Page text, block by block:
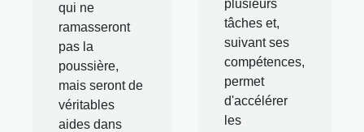
qui ne
ramasseront
pas la
poussière,
mais seront de
véritables
aides dans
plusieurs
tâches et,
suivant ses
compétences,
permet
d'accélérer
les